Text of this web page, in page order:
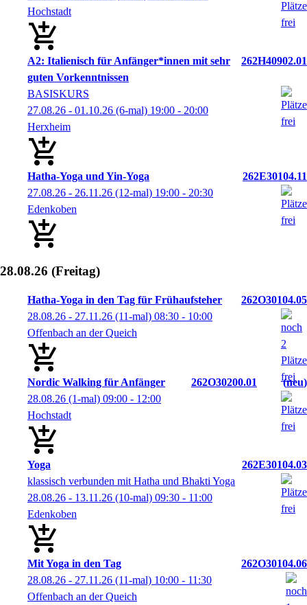
Hochstadt
A2: Italienisch für Anfänger*innen mit sehr
guten Vorkenntnissen
262H40902.01
BASISKURS
27.08.26 - 01.10.26 (6-mal) 19:00 - 20:00
Herxheim
Hatha-Yoga und Yin-Yoga
262E30104.11
27.08.26 - 26.11.26 (12-mal) 19:00 - 20:30
Edenkoben
28.08.26 (Freitag)
Hatha-Yoga in den Tag für Frühaufsteher
262O30104.05
28.08.26 - 27.11.26 (11-mal) 08:30 - 10:00
Offenbach an der Queich
Nordic Walking für Anfänger 262O30200.01
neu
28.08.26 (1-mal) 09:00 - 12:00
Hochstadt
Yoga
262E30104.03
klassisch verbunden mit Hatha und Bhakti Yoga
28.08.26 - 13.11.26 (10-mal) 09:30 - 11:00
Edenkoben
Mit Yoga in den Tag
262O30104.06
28.08.26 - 27.11.26 (11-mal) 10:00 - 11:30
Offenbach an der Queich